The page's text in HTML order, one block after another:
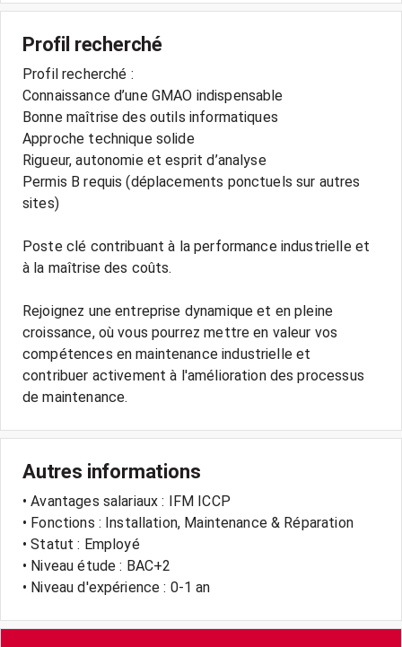
Profil recherché
Profil recherché :
Connaissance d’une GMAO indispensable
Bonne maîtrise des outils informatiques
Approche technique solide
Rigueur, autonomie et esprit d’analyse
Permis B requis (déplacements ponctuels sur autres
sites)
Poste clé contribuant à la performance industrielle et
à la maîtrise des coûts.
Rejoignez une entreprise dynamique et en pleine
croissance, où vous pourrez mettre en valeur vos
compétences en maintenance industrielle et
contribuer activement à l'amélioration des processus
de maintenance.
Autres informations
• Avantages salariaux : IFM ICCP
• Fonctions : Installation, Maintenance & Réparation
• Statut : Employé
• Niveau étude : BAC+2
• Niveau d'expérience : 0-1 an